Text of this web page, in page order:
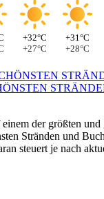
+32°C
+27°C
+31°C
+28°C
der größten und
Stränden und
steuert je nach